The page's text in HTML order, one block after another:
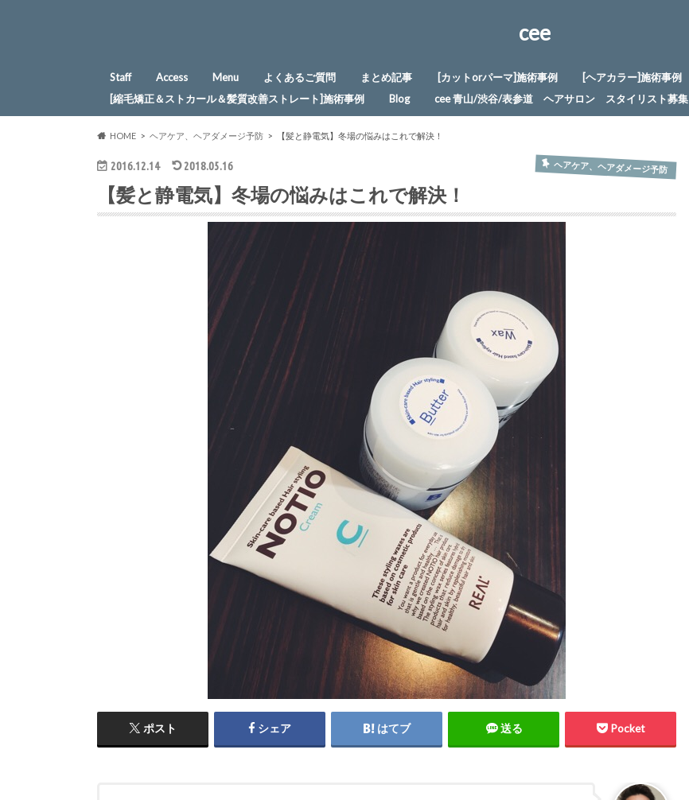
cee
Staff Access Menu よくあるご質問 まとめ記事 [カットorパーマ]施術事例
[ヘアカラー]施術事例
[縮毛矯正＆ストカール＆髪質改善ストレート]施術事例
Blog cee 青山/渋谷/表参道 ヘアサロン スタイリスト募集
HOME ヘアケア、ヘアダメージ予防 【髪と静電気】冬場の悩みはこれで解決！
2016.12.14 2018.05.16 ヘアケア、ヘアダメージ予防
【髪と静電気】冬場の悩みはこれで解決！
ポスト シェア はてブ 送る Pocket